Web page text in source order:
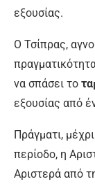
εξουσίας.
Ο Τσίπρας,
να σπάσει το
εξουσίας από
Πράγματι,
περίοδο, η
Αριστερά από